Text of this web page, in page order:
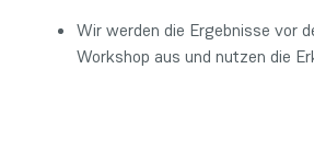
Wir werden die Ergebnisse vor
Workshop aus und nutzen die